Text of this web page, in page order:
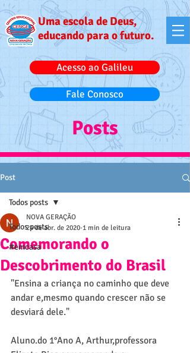
Uma escola de Deus,
educando para o futuro.
Acesso ao Galileu
Fale Conosco
Posts
Post
Todos posts
#emcasa
Todos posts
Comemorando o
Descobrimento do Brasil
NOVA GERAÇÃO
24 de abr. de 2020 1 min de leitura
"Ensina a criança no caminho que deve
andar e,mesmo quando crescer não se
desviará dele."
Aluno.do 1°Ano A, Arthur,professora